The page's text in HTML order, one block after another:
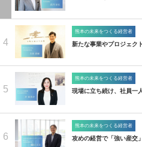
4
熊本の未来をつくる経営者
新たな事業やプロジェク
5
熊本の未来をつくる経営者
現場に立ち続け、社員一
6
熊本の未来をつくる経営者
攻めの経営で「強い産交